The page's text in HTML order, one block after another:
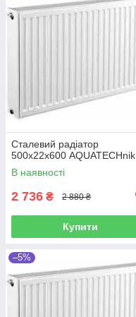
Сталевий радіатор
500х22х600 AQUATECHnik
В наявності
2 736 ₴ 2 880 ₴
Купити
–5%